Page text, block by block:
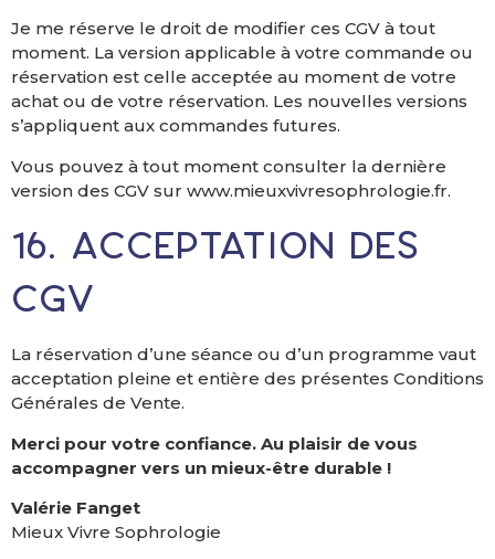
Je me réserve le droit de modifier ces CGV à tout
moment. La version applicable à votre commande ou
réservation est celle acceptée au moment de votre
achat ou de votre réservation. Les nouvelles versions
s’appliquent aux commandes futures.
Vous pouvez à tout moment consulter la dernière
version des CGV sur www.mieuxvivresophrologie.fr.
16. Acceptation des
CGV
La réservation d’une séance ou d’un programme vaut
acceptation pleine et entière des présentes Conditions
Générales de Vente.
Merci pour votre confiance. Au plaisir de vous
accompagner vers un mieux-être durable !
Valérie Fanget
Mieux Vivre Sophrologie